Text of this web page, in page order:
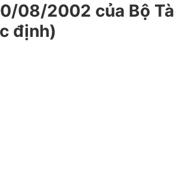
08/2002 của Bộ
định)